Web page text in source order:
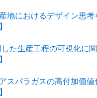
地におけるデザイン思
た生産工程の可視化に
スパラガスの高付加価